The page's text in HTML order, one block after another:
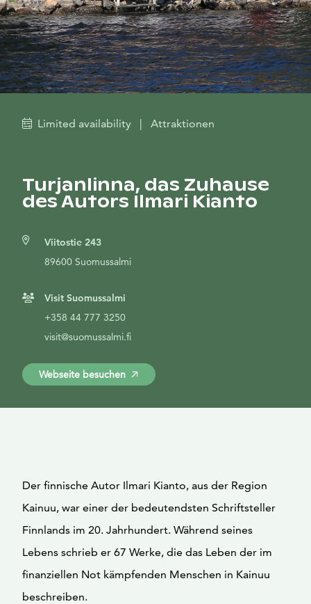
Limited availability | Attraktionen
Turjanlinna, das Zuhause
des Autors Ilmari Kianto
Viitostie 243
89600 Suomussalmi
Visit Suomussalmi
+358 44 777 3250
visit@suomussalmi.fi
Webseite besuchen
Der finnische Autor Ilmari Kianto, aus der Region
Kainuu, war einer der bedeutendsten Schriftsteller
Finnlands im 20. Jahrhundert. Während seines
Lebens schrieb er 67 Werke, die das Leben der im
finanziellen Not kämpfenden Menschen in Kainuu
beschreiben.